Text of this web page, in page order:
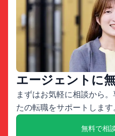
エージェントに
まずはお気軽に相談から
たの転職をサポートします
無料で相